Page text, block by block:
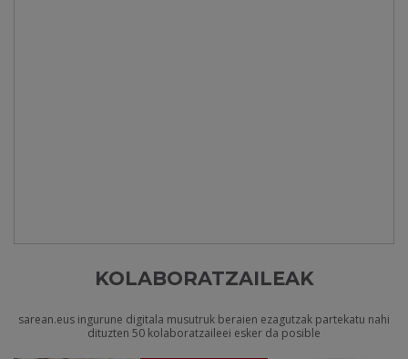
KOLABORATZAILEAK
sarean.eus ingurune digitala musutruk beraien ezagutzak partekatu nahi
dituzten 50 kolaboratzaileei esker da posible